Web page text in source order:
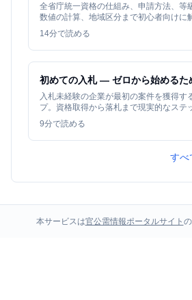
全省庁統一資格の仕組み、申請方法、等
数値の計算、地域区分まで初心者向けに
14分で読める
初めての入札 — ゼロから始めるた
入札未経験の企業が最初の案件を獲得す
プ。資格取得から落札まで現実的なステ
9分で読める
すべ
本サービスは官公需情報ポータルサイト